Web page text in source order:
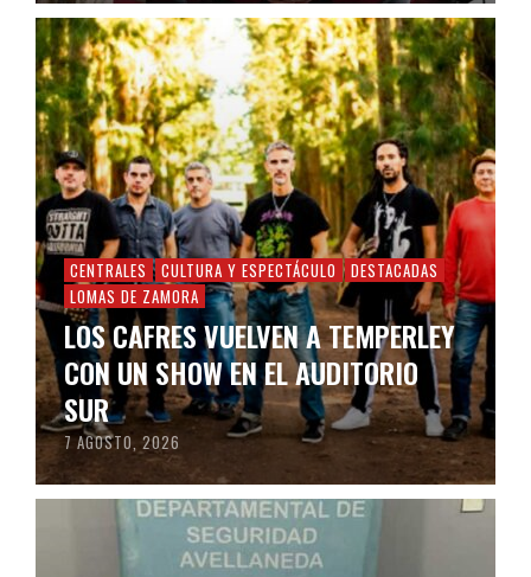
CENTRALES CULTURA Y ESPECTÁCULO
DESTACADAS
LOMAS DE ZAMORA
LOS CAFRES VUELVEN A TEMPERLEY
CON UN SHOW EN EL AUDITORIO
SUR
7 AGOSTO, 2026